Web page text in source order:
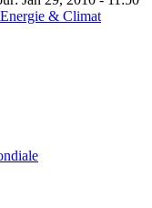
Energie & Climat